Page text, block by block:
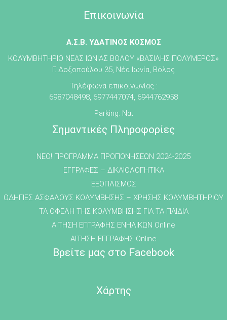
Επικοινωνία
Α.Σ.Β. ΥΔΑΤΙΝΟΣ ΚΟΣΜΟΣ
ΚΟΛΥΜΒΗΤΗΡΙΟ ΝΕΑΣ ΙΩΝΙΑΣ ΒΟΛΟΥ «ΒΑΣΙΛΗΣ ΠΟΛΥΜΕΡΟΣ»
Γ. Δοξοπούλου 35, Νέα Ιωνία, Βόλος
Τηλέφωνα επικοινωνίας :
6987048498, 6977447074, 6944762958
Parking: Ναι
Σημαντικές Πληροφορίες
NEO! ΠΡΟΓΡΑΜΜΑ ΠΡΟΠΟΝΗΣΕΩΝ 2024-2025
ΕΓΓΡΑΦΕΣ – ΔΙΚΑΙΟΛΟΓΗΤΙΚΑ
ΕΞΟΠΛΙΣΜΟΣ
ΟΔΗΓΙΕΣ ΑΣΦΑΛΟΥΣ ΚΟΛΥΜΒΗΣΗΣ – ΧΡΗΣΗΣ ΚΟΛΥΜΒΗΤΗΡΙΟΥ
ΤΑ ΟΦΕΛΗ ΤΗΣ ΚΟΛΥΜΒΗΣΗΣ ΓΙΑ ΤΑ ΠΑΙΔΙΑ
ΑΙΤΗΣΗ ΕΓΓΡΑΦΗΣ ΕΝΗΛΙΚΩΝ Online
ΑΙΤΗΣΗ ΕΓΓΡΑΦΗΣ Online
Βρείτε μας στο Facebook
Χάρτης